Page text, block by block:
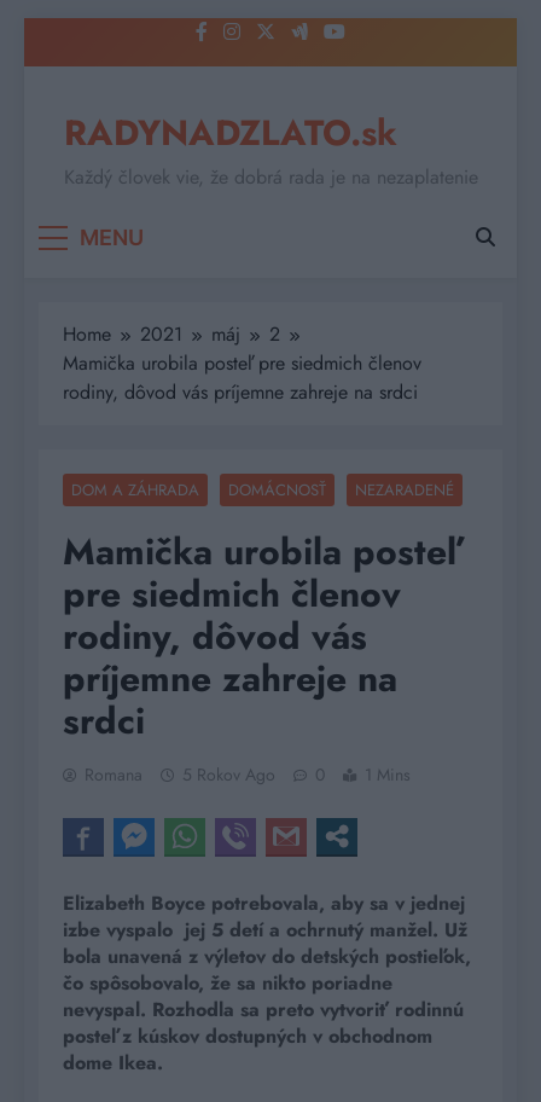
to
RADYNADZLATO.sk
Každý človek vie, že dobrá rada je na nezaplatenie
MENU
Home 2021 máj
2
Mamička urobila posteľ pre siedmich členov
rodiny, dôvod vás príjemne zahreje na srdci
DOM A ZÁHRADA DOMÁCNOSŤ NEZARADENÉ
Mamička urobila posteľ
pre siedmich členov
rodiny, dôvod vás
príjemne zahreje na
srdci
Romana 5 Rokov Ago 0 1 Mins
Elizabeth Boyce potrebovala, aby sa v jednej
izbe vyspalo jej 5 detí a ochrnutý manžel. Už
bola unavená z výletov do detských postieľok,
čo spôsobovalo, že sa nikto poriadne
nevyspal. Rozhodla sa preto vytvoriť rodinnú
posteľ z kúskov dostupných v obchodnom
dome Ikea.